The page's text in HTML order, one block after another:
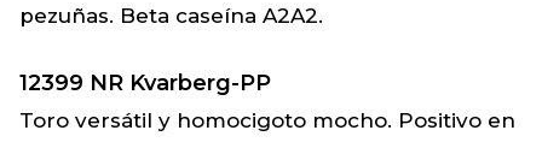
pezuñas. Beta caseína A2A2.
12399 NR Kvarberg-PP
Toro versátil y homocigoto mocho. Positivo en